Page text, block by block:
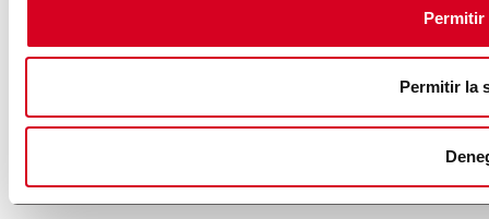
Permitir
Permitir la